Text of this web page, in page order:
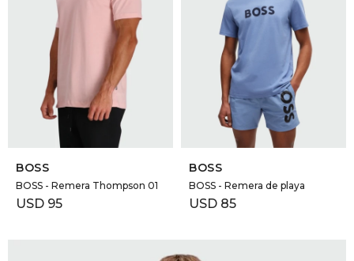
SELECCIONAR TALLE
BOSS
BOSS - Remera Thompson 01
USD 95
SELECCIONAR TALLE
BOSS
BOSS - Remera de playa
USD 85